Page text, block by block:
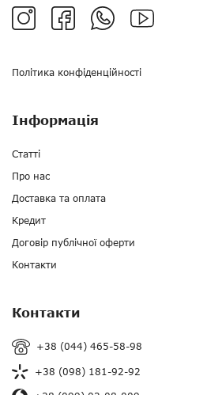
Політика конфіденційності
Інформація
Статті
Про нас
Доставка та оплата
Кредит
Договір публічної оферти
Контакти
Контакти
+38 (044) 465-58-98
+38 (098) 181-92-92